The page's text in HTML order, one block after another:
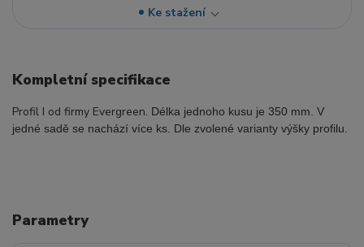
Ke stažení
Kompletní specifikace
Profil I od firmy Evergreen. Délka jednoho kusu je 350 mm. V
jedné sadě se nachází více ks. Dle zvolené varianty výšky profilu.
Parametry